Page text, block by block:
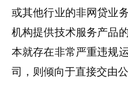
或其他行业的非网贷业
机构提供技术服务产品
本就存在非常严重违规
司，则倾向于直接交由公